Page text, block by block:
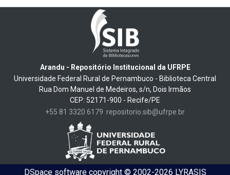
Arandu - Repositório Institucional da UFRPE
Universidade Federal Rural de Pernambuco - Biblioteca Central
Rua Dom Manuel de Medeiros, s/n, Dois Irmãos
CEP: 52171-900 - Recife/PE
+55 81 3320 6179 repositorio.sib@ufrpe.br
DSpace softwarecopyright © 2002-2026 LYRASIS